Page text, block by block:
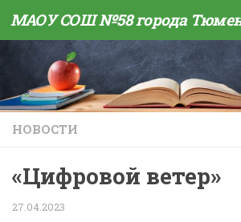
Skip to content
МАОУ СОШ №58 города
НОВОСТИ
«Цифровой ветер»
27.04.2023